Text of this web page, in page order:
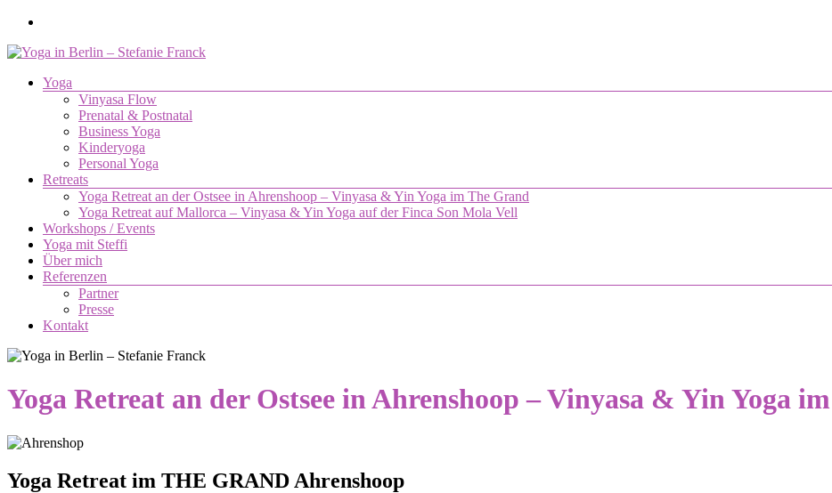
Zum
springen
Yoga
Stefanie
Franck
Verbindung
Körper,
Seele.
Menü
Yoga
Vinyasa Flow
Prenatal & Postnatal
Business Yoga
Kinderyoga
Personal Yoga
Retreats
Yoga Retreat an der Ostsee in Ahrenshoop – Vinyasa & Yin Yoga im The Grand
Yoga Retreat auf Mallorca – Vinyasa & Yin Yoga auf der Finca Son Mola Vell
Workshops / Events
Yoga mit Steffi
Über mich
Referenzen
Partner
Presse
Kontakt
Yoga Retreat an der Ostsee in Ahrenshoop – Vinyasa & Yin Yoga
Yoga Retreat im THE GRAND Ahrenshoop